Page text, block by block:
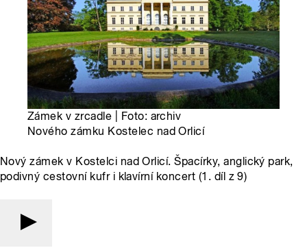
Zámek v zrcadle | Foto: archiv
Nového zámku Kostelec nad Orlicí
Nový zámek v Kostelci nad Orlicí. Špacírky, anglický park,
podivný cestovní kufr i klavírní koncert (1. díl z 9)